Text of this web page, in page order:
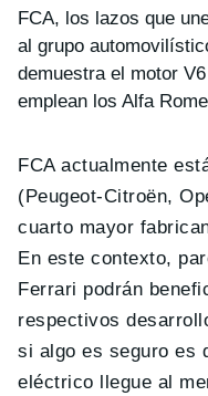
FCA, los lazos que
al grupo
demuestra el motor
emplean los Alfa
FCA actualmente
(Peugeot-Citroën,
cuarto mayor
En este contexto,
Ferrari podrán
respectivos
si algo es seguro es
eléctrico llegue al